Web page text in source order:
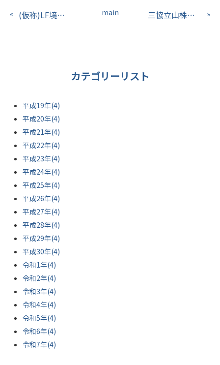
« (仮称)LF境古河新築計画（茨城県） main 三協立山株式会社新湊東工場増築工事（富山県） »
カテゴリーリスト
平成19年(4)
平成20年(4)
平成21年(4)
平成22年(4)
平成23年(4)
平成24年(4)
平成25年(4)
平成26年(4)
平成27年(4)
平成28年(4)
平成29年(4)
平成30年(4)
令和1年(4)
令和2年(4)
令和3年(4)
令和4年(4)
令和5年(4)
令和6年(4)
令和7年(4)